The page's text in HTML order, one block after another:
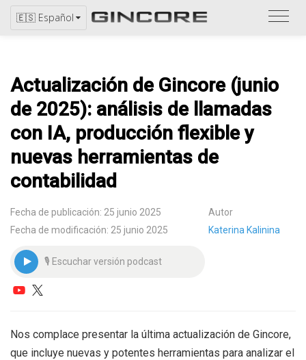
🇪🇸 Español
Actualización de Gincore (junio
de 2025): análisis de llamadas
con IA, producción flexible y
nuevas herramientas de
contabilidad
Fecha de publicación: 25 junio 2025
Fecha de modificación: 25 junio 2025
Autor
Katerina Kalinina
🎙 Escuchar versión podcast
Nos complace presentar la última actualización de Gincore,
que incluye nuevas y potentes herramientas para analizar el